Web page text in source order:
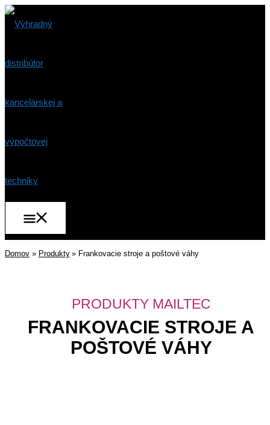
Preskočiť
obsah
Hlavné
Domov Produkty Frankovacie stroje a poštové váhy
PRODUKTY MAILTEC
FRANKOVACIE STROJE A
POŠTOVÉ VÁHY